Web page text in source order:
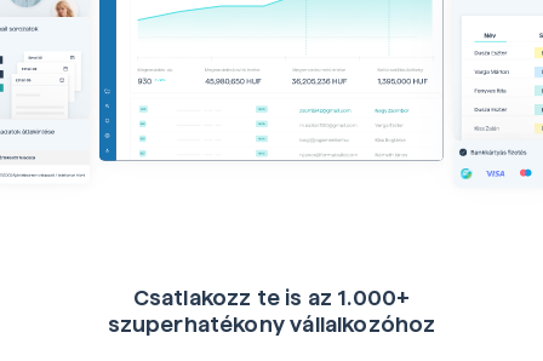
Csatlakozz te is az 1.000+
szuperhatékony vállalkozóhoz